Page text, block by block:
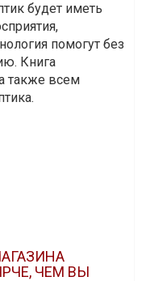
будет иметь
помогут без
Книга
также всем
ЧЕМ ВЫ